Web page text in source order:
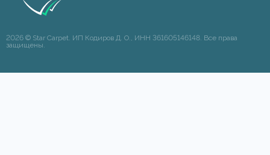
2026 © Star Carpet. ИП Кодиров Д. О., ИНН 361605146148. Все права
защищены.